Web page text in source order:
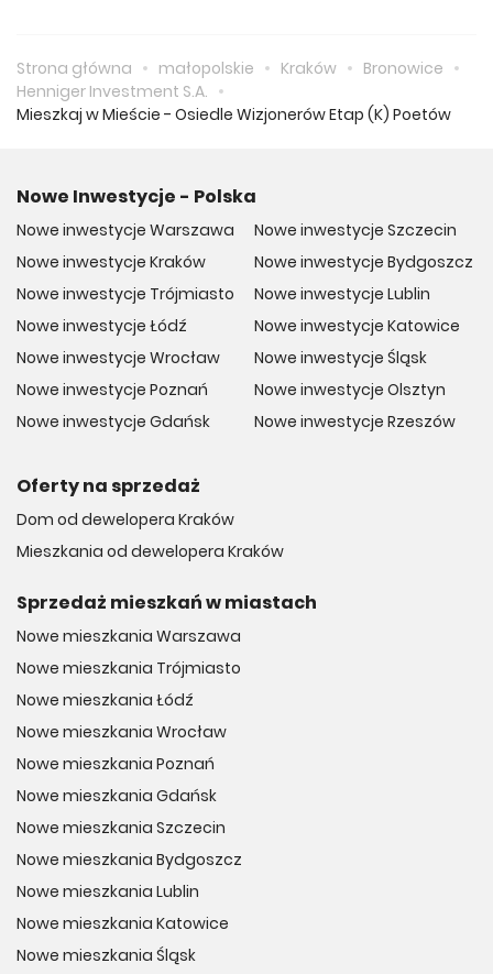
Strona główna małopolskie Kraków
Bronowice
Henniger Investment S.A.
Mieszkaj w Mieście - Osiedle Wizjonerów Etap (K) Poetów
Nowe Inwestycje - Polska
Nowe inwestycje Warszawa
Nowe inwestycje Kraków
Nowe inwestycje Trójmiasto
Nowe inwestycje Łódź
Nowe inwestycje Wrocław
Nowe inwestycje Poznań
Nowe inwestycje Gdańsk
Nowe inwestycje Szczecin
Nowe inwestycje Bydgoszcz
Nowe inwestycje Lublin
Nowe inwestycje Katowice
Nowe inwestycje Śląsk
Nowe inwestycje Olsztyn
Nowe inwestycje Rzeszów
Oferty na sprzedaż
Dom od dewelopera Kraków
Mieszkania od dewelopera Kraków
Sprzedaż mieszkań w miastach
Nowe mieszkania Warszawa
Nowe mieszkania Trójmiasto
Nowe mieszkania Łódź
Nowe mieszkania Wrocław
Nowe mieszkania Poznań
Nowe mieszkania Gdańsk
Nowe mieszkania Szczecin
Nowe mieszkania Bydgoszcz
Nowe mieszkania Lublin
Nowe mieszkania Katowice
Nowe mieszkania Śląsk